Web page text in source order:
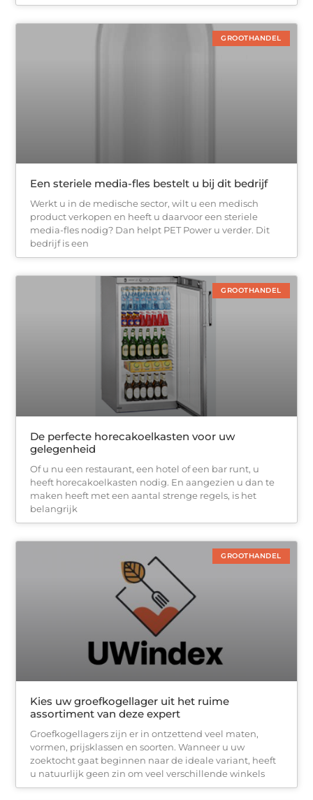
GROOTHANDEL
Een steriele media-fles bestelt u bij dit bedrijf
Werkt u in de medische sector, wilt u een medisch
product verkopen en heeft u daarvoor een steriele
media-fles nodig? Dan helpt PET Power u verder. Dit
bedrijf is een
GROOTHANDEL
De perfecte horecakoelkasten voor uw
gelegenheid
Of u nu een restaurant, een hotel of een bar runt, u
heeft horecakoelkasten nodig. En aangezien u dan te
maken heeft met een aantal strenge regels, is het
belangrijk
GROOTHANDEL
Kies uw groefkogellager uit het ruime
assortiment van deze expert
Groefkogellagers zijn er in ontzettend veel maten,
vormen, prijsklassen en soorten. Wanneer u uw
zoektocht gaat beginnen naar de ideale variant, heeft
u natuurlijk geen zin om veel verschillende winkels